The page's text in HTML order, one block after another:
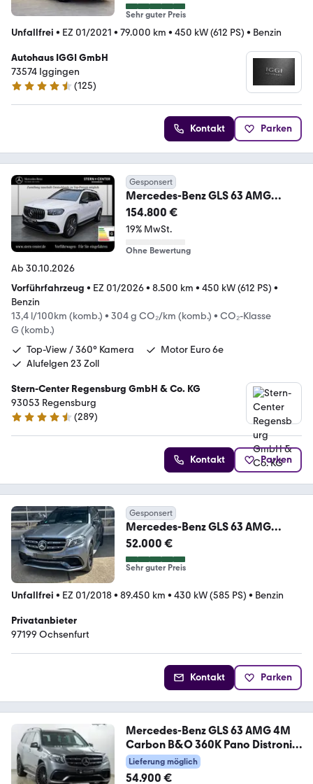
Sehr guter Preis
Unfallfrei • EZ 01/2021 • 79.000 km • 450 kW (612 PS) • Benzin
Autohaus IGGI GmbH
73574 Iggingen
4.7 Sterne
(125)
Kontakt Parken
Gesponsert
Mercedes-Benz GLS 63 AMG
4MATIC+ MBUX Burm MBeam
Night LED
154.800 €
19% MwSt.
Ohne Bewertung
Ab 30.10.2026
Vorführfahrzeug • EZ 01/2026• 8.500 km • 450 kW (612 PS) •
Benzin
13,4 l/100km (komb.) • 304 g CO₂/km (komb.) • CO₂-Klasse
G (komb.)
Top-View / 360° Kamera
Motor Euro 6e
Alufelgen 23 Zoll
Stern-Center Regensburg GmbH & Co. KG
93053 Regensburg
4.7 Sterne
(289)
Kontakt Parken
Gesponsert
Mercedes-Benz GLS 63 AMG
4matic
52.000 €
Sehr guter Preis
Unfallfrei • EZ 01/2018• 89.450 km • 430 kW (585 PS) • Benzin
Privatanbieter
97199 Ochsenfurt
Kontakt Parken
Mercedes-Benz GLS 63 AMG 4M
Carbon B&O 360K Pano Distronic
AHK
Lieferung möglich
54.900 €